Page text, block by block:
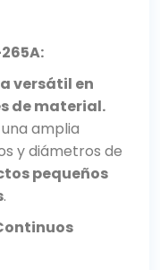
versátil en
de material.
amplia
y diámetros de
pequeños
.